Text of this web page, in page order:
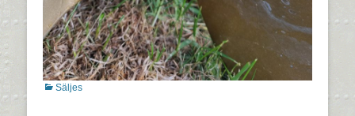
Kategorier
Säljes